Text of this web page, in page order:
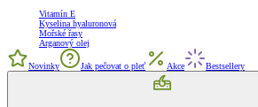
Vitamín E
Kyselina hyaluronová
Mořské řasy
Arganový olej
Novinky Jak pečovat o pleť Akce Bestsellery